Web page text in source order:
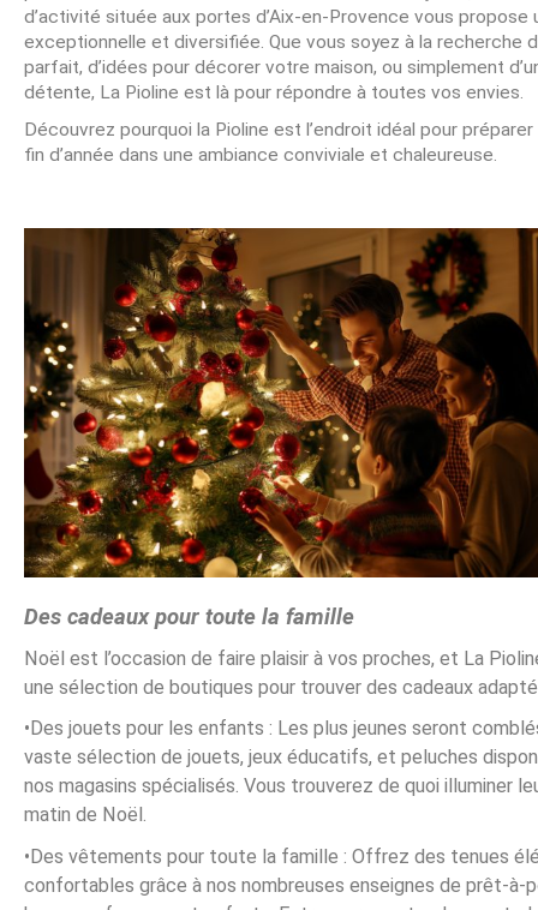
d’activité située aux portes d’Aix-en-Provence vous
exceptionnelle et diversifiée. Que vous soyez à la recherche
parfait, d’idées pour décorer votre maison, ou simplement
détente, La Pioline est là pour répondre à toutes vos envies.
Découvrez pourquoi la Pioline est l’endroit idéal pour
fin d’année dans une ambiance conviviale et chaleureuse.
Des cadeaux pour toute la famille
Noël est l’occasion de faire plaisir à vos proches, et La
une sélection de boutiques pour trouver des cadeaux
•Des jouets pour les enfants : Les plus jeunes seront
vaste sélection de jouets, jeux éducatifs, et peluches
nos magasins spécialisés. Vous trouverez de quoi illuminer
matin de Noël.
•Des vêtements pour toute la famille : Offrez des tenues
confortables grâce à nos nombreuses enseignes de prêt-à-